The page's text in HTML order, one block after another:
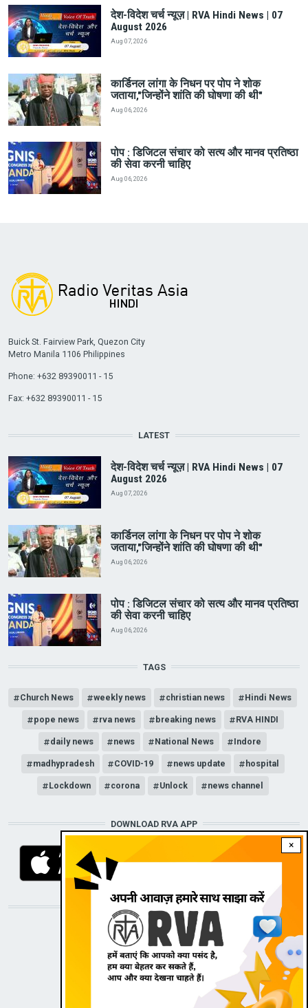
देश-विदेश चर्च न्यूज़ | RVA Hindi News | 07
August 2026
Aug 07, 2026
कार्डिनल लांगा के निधन पर पोप ने शोक
जताया,"जिन्होंने शांति की घोषणा की थी"
Aug 06, 2026
पोप : डिजिटल संचार को सत्य और मानव प्रतिष्ठा
की सेवा करनी चाहिए
Aug 06, 2026
×
Buick St. Fairview Park, Quezon City
Metro Manila 1106 Philippines
Phone: +632 89390011 - 15
Fax: +632 89390011 - 15
LATEST
देश-विदेश चर्च न्यूज़ | RVA Hindi News | 07
August 2026
Aug 07, 2026
कार्डिनल लांगा के निधन पर पोप ने शोक
जताया,"जिन्होंने शांति की घोषणा की थी"
Aug 06, 2026
पोप : डिजिटल संचार को सत्य और मानव प्रतिष्ठा
की सेवा करनी चाहिए
Aug 06, 2026
TAGS
Church News weekly news christian news Hindi News
pope news rva news breaking news RVA HINDI
daily news news National News Indore
madhypradesh COVID-19 news update hospital
Lockdown corona Unlock news channel
DOWNLOAD RVA APP
STAY CONNECTED WITH US!